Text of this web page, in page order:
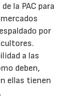
la PAC para
por
a las
deben,
ellas tienen